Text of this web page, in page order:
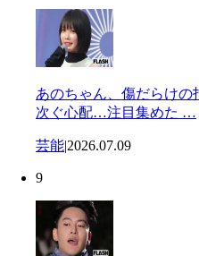
あのちゃん、傷だらけの
次ぐ心配…注目集めた …
芸能|2026.07.09
9